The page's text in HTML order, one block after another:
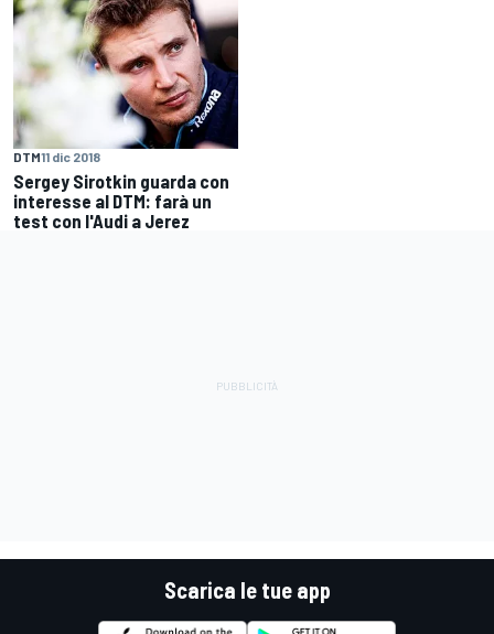
DTM11 dic 2018
Sergey Sirotkin guarda con
interesse al DTM: farà un
test con l'Audi a Jerez
Scarica le tue app